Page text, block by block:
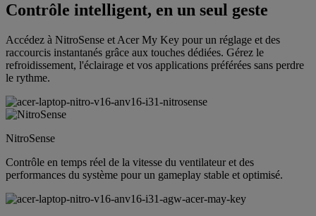
Contrôle intelligent, en un seul geste
Accédez à NitroSense et Acer My Key pour un réglage et des
raccourcis instantanés grâce aux touches dédiées. Gérez le
refroidissement, l'éclairage et vos applications préférées sans perdre
le rythme.
NitroSense
Contrôle en temps réel de la vitesse du ventilateur et des
performances du système pour un gameplay stable et optimisé.